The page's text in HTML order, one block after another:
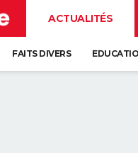
ACTUALITÉS
FAITS DIVERS